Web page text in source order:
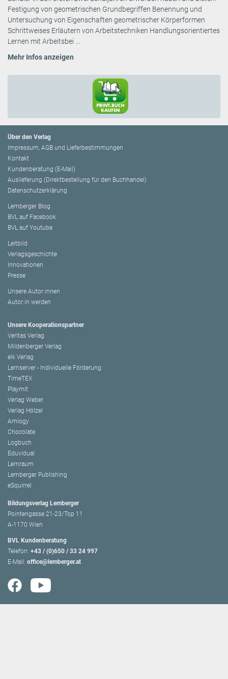
Festigung von geometrischen Grundbegriffen Benennung und
Untersuchung von Eigenschaften geometrischer Körperformen
Schrittweises Erläutern von Arbeitstechniken Handlungsorientiertes
Lernen mit Arbeitsbei ...
Mehr Infos anzeigen
Über den Verlag
Impressum, AGB und Lieferbestimmungen
Kontakt
Kundenberatung (E-Mail)
Auslieferung (Direktbestellung für den Buchhandel)
Datenschutzerklärung
Lemberger Blog
BVL auf Facebook
BVL auf Youtube
Leitbild
Verlagsgeschichte
Innovationen
Presse
Unsere Autor:innen
Autor:in werden
Unsere Kooperationspartner
Veritas Verlag
Mildenberger Verlag
elk Verlag
Lernserver - Individuelle Förderung
TimeTEX
Playmit
Verlag Weber
Verlag Hölzel
Amlogy
Chocolate
Logbuch
Eduvidual
Lernraum
Lemberger Publishing
eSquirrel
Bildungsverlag Lemberger
Pointengasse 21-23/Top 11
A-1170 Wien
BVL Kundenberatung
Telefon: +43 / (0)650 / 33 24 997
E-Mail: office@lemberger.at